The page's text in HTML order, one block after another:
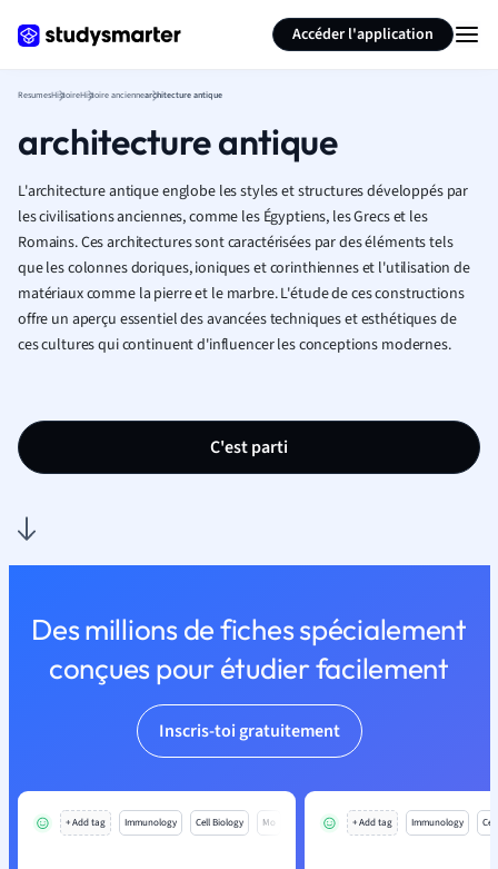
Accéder l'application
ResumesHistoireHistoire anciennearchitecture antique
architecture antique
L'architecture antique englobe les styles et structures développés par
les civilisations anciennes, comme les Égyptiens, les Grecs et les
Romains. Ces architectures sont caractérisées par des éléments tels
que les colonnes doriques, ioniques et corinthiennes et l'utilisation de
matériaux comme la pierre et le marbre. L'étude de ces constructions
offre un aperçu essentiel des avancées techniques et esthétiques de
ces cultures qui continuent d'influencer les conceptions modernes.
C'est parti
Des millions de fiches spécialement
conçues pour étudier facilement
Inscris-toi gratuitement
+ Add tag Immunology Cell Biology Mo + Add tag Immunology
Résumer la page